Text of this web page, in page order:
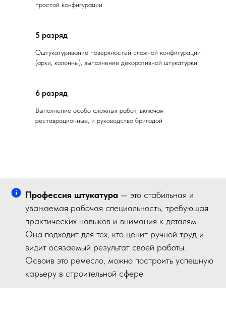
простой конфигурации
5 разряд
Оштукатуривание поверхностей сложной конфигурации
(арки, колонны), выполнение декоративной штукатурки
6 разряд
Выполнение особо сложных работ, включая
реставрационные, и руководство бригадой
Профессия штукатура — это стабильная и
уважаемая рабочая специальность, требующая
практических навыков и внимания к деталям.
Она подходит для тех, кто ценит ручной труд и
видит осязаемый результат своей работы.
Освоив это ремесло, можно построить успешную
карьеру в строительной сфере